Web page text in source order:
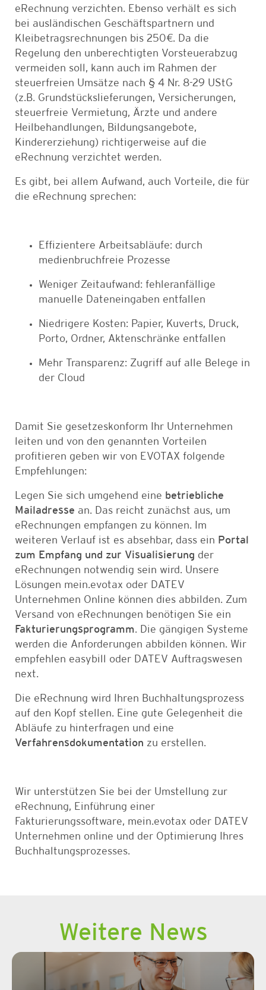
eRechnung verzichten. Ebenso verhält es sich
bei ausländischen Geschäftspartnern und
Kleibetragsrechnungen bis 250€. Da die
Regelung den unberechtigten Vorsteuerabzug
vermeiden soll, kann auch im Rahmen der
steuerfreien Umsätze nach § 4 Nr. 8-29 UStG
(z.B. Grundstückslieferungen, Versicherungen,
steuerfreie Vermietung, Ärzte und andere
Heilbehandlungen, Bildungsangebote,
Kindererziehung) richtigerweise auf die
eRechnung verzichtet werden.
Es gibt, bei allem Aufwand, auch Vorteile, die für
die eRechnung sprechen:
Effizientere Arbeitsabläufe: durch
medienbruchfreie Prozesse
Weniger Zeitaufwand: fehleranfällige
manuelle Dateneingaben entfallen
Niedrigere Kosten: Papier, Kuverts, Druck,
Porto, Ordner, Aktenschränke entfallen
Mehr Transparenz: Zugriff auf alle Belege in
der Cloud
Damit Sie gesetzeskonform Ihr Unternehmen
leiten und von den genannten Vorteilen
profitieren geben wir von EVOTAX folgende
Empfehlungen:
Legen Sie sich umgehend eine betriebliche
Mailadresse an. Das reicht zunächst aus, um
eRechnungen empfangen zu können. Im
weiteren Verlauf ist es absehbar, dass ein Portal
zum Empfang und zur Visualisierung der
eRechnungen notwendig sein wird. Unsere
Lösungen mein.evotax oder DATEV
Unternehmen Online können dies abbilden. Zum
Versand von eRechnungen benötigen Sie ein
Fakturierungsprogramm. Die gängigen Systeme
werden die Anforderungen abbilden können. Wir
empfehlen easybill oder DATEV Auftragswesen
next.
Die eRechnung wird Ihren Buchhaltungsprozess
auf den Kopf stellen. Eine gute Gelegenheit die
Abläufe zu hinterfragen und eine
Verfahrensdokumentation zu erstellen.
Wir unterstützen Sie bei der Umstellung zur
eRechnung, Einführung einer
Fakturierungssoftware, mein.evotax oder DATEV
Unternehmen online und der Optimierung Ihres
Buchhaltungsprozesses.
Weitere News